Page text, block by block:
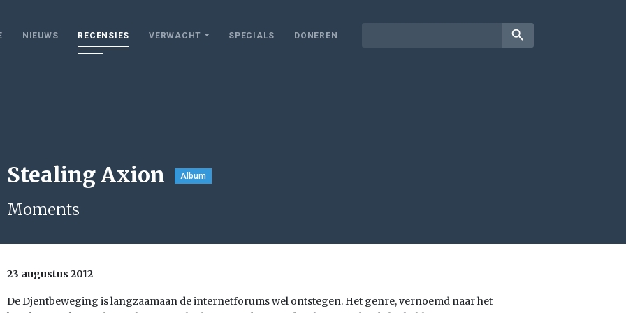
NIEUWS RECENSIES VERWACHT SPECIALS DONEREN search
Stealing Axion Album
Moments
23 augustus 2012
De Djentbeweging is langzaamaan de internetforums wel ontstegen. Het genre, vernoemd naar het